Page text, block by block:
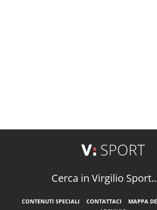
Cerca in Virgilio
CONTENUTI SPECIALI CONTATTACI MAPPA